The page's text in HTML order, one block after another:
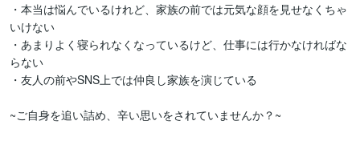
・本当は悩んでいるけれど、家族の前では元気な顔を見せなくちゃ
いけない
・あまりよく寝られなくなっているけど、仕事には行かなければな
らない
・友人の前やSNS上では仲良し家族を演じている
~ご自身を追い詰め、辛い思いをされていませんか？~